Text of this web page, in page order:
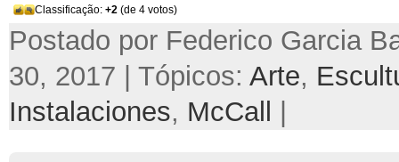
Classificação: +2 (de 4 votos)
Postado por Federico Garcia
30, 2017 | Tópicos: Arte,
Instalaciones, McCall